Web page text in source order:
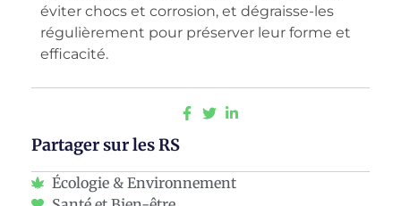
éviter chocs et corrosion, et dégraisse-les
régulièrement pour préserver leur forme et
efficacité.
Partager sur les RS
Écologie & Environnement